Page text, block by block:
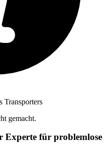
Transporters
gemacht.
für problemlose